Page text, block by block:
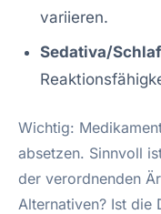
variieren.
Sedativa/
Wichtig:
absetzen. Sinnvoll
der verordnenden
Alternativen? Ist die